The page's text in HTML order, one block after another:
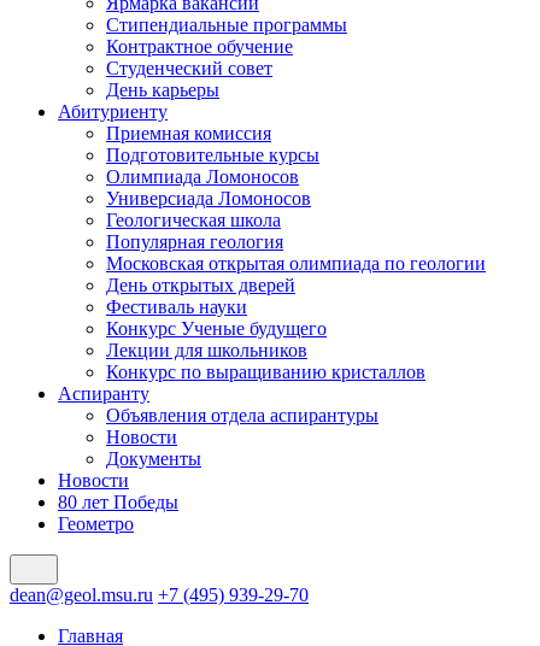
Стипендиальные программы
Контрактное обучение
Студенческий совет
День карьеры
Абитуриенту
Приемная комиссия
Подготовительные курсы
Олимпиада Ломоносов
Универсиада Ломоносов
Геологическая школа
Популярная геология
Московская открытая олимпиада по геологии
День открытых дверей
Фестиваль науки
Конкурс Ученые будущего
Лекции для школьников
Конкурс по выращиванию кристаллов
Аспиранту
Объявления отдела аспирантуры
Новости
Документы
Новости
80 лет Победы
Геометро
dean@geol.msu.ru +7 (495) 939-29-70
Главная